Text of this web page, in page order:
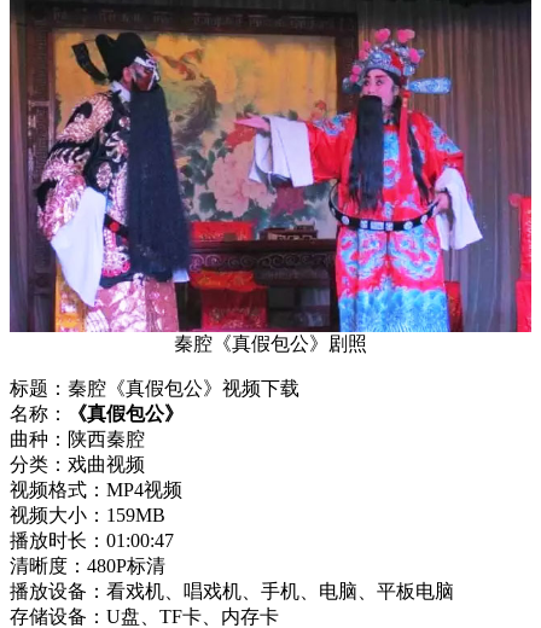
秦腔《真假包公》剧照
标题：秦腔《真假包公》视频下载
名称：
《真假包公》
曲种：陕西秦腔
分类：戏曲视频
视频格式：MP4视频
视频大小：159MB
播放时长：01:00:47
清晰度：480P标清
播放设备：看戏机、唱戏机、手机、电脑、平板电脑
存储设备：U盘、TF卡、内存卡